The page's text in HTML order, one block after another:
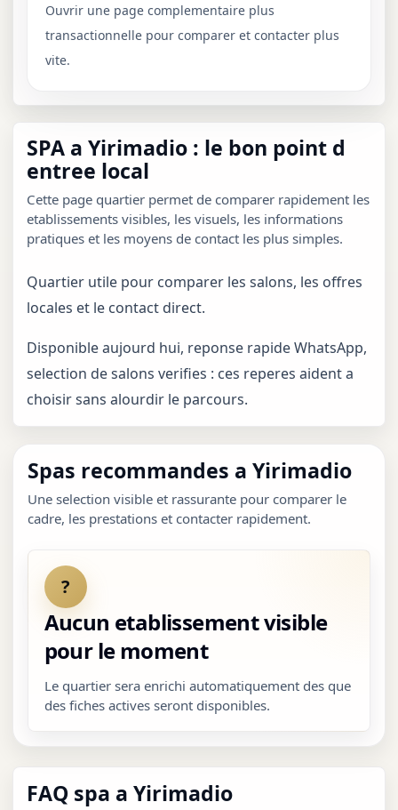
Ouvrir une page complementaire plus
transactionnelle pour comparer et contacter plus
vite.
SPA a Yirimadio : le bon point d
entree local
Cette page quartier permet de comparer rapidement les
etablissements visibles, les visuels, les informations
pratiques et les moyens de contact les plus simples.
Quartier utile pour comparer les salons, les offres
locales et le contact direct.
Disponible aujourd hui, reponse rapide WhatsApp,
selection de salons verifies : ces reperes aident a
choisir sans alourdir le parcours.
Spas recommandes a Yirimadio
Une selection visible et rassurante pour comparer le
cadre, les prestations et contacter rapidement.
?
Aucun etablissement visible
pour le moment
Le quartier sera enrichi automatiquement des que
des fiches actives seront disponibles.
FAQ spa a Yirimadio